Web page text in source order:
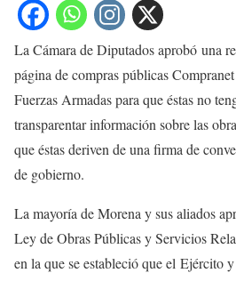
La Cámara de Diputados aprobó una
página de compras públicas
Fuerzas Armadas para que éstas no
transparentar información sobre las
que éstas deriven de una firma de
de gobierno.
La mayoría de Morena y sus aliados
Ley de Obras Públicas y Servicios
en la que se estableció que el Ejército